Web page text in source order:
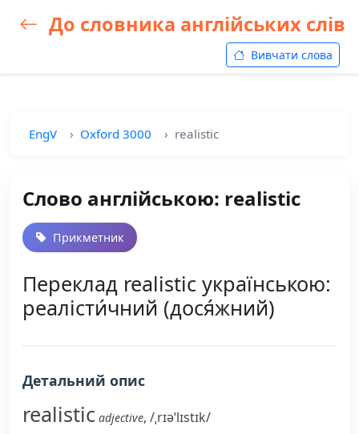
До словника англійських слів
Вивчати слова
EngV Oxford 3000 realistic
Слово англійською: realistic
Прикметник
Переклад realistic українською:
реалісти́чний (дося́жний)
Детальний опис
realistic adjective, /ˌrɪəˈlɪstɪk/